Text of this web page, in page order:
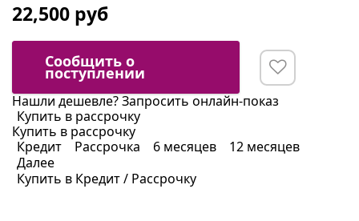
22,500 руб
Сообщить о
поступлении
Нашли дешевле?Запросить онлайн-показ
Купить в рассрочку
Купить в рассрочку
Кредит
Рассрочка 6 месяцев
12 месяцев
Далее
Купить в Кредит / Рассрочку